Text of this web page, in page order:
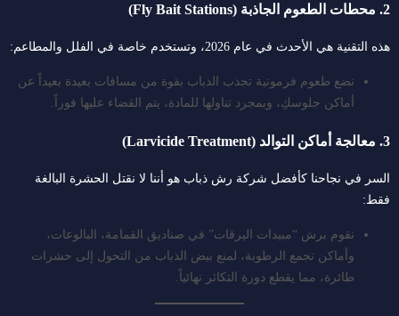
2. محطات الطعوم الجاذبة (Fly Bait Stations)
هذه التقنية هي الأحدث في عام 2026، وتستخدم خاصة في الفلل والمطاعم:
نضع طعوم فرمونية تجذب الذباب بقوة من مسافات بعيدة بعيداً عن
أماكن جلوسكِ، وبمجرد تناولها للمادة، يتم القضاء عليها فوراً.
3. معالجة أماكن التوالد (Larvicide Treatment)
السر في نجاحنا كأفضل شركة رش ذباب هو أننا لا نقتل الحشرة البالغة
فقط:
نقوم برش “مبيدات اليرقات” في صناديق القمامة، البالوعات،
وأماكن تجمع الرطوبة، لمنع بيض الذباب من التحول إلى حشرات
طائرة، مما يقطع دورة التكاثر نهائياً.